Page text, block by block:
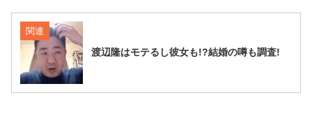
関連
渡辺隆はモテるし彼女も!?結婚の噂も調査!